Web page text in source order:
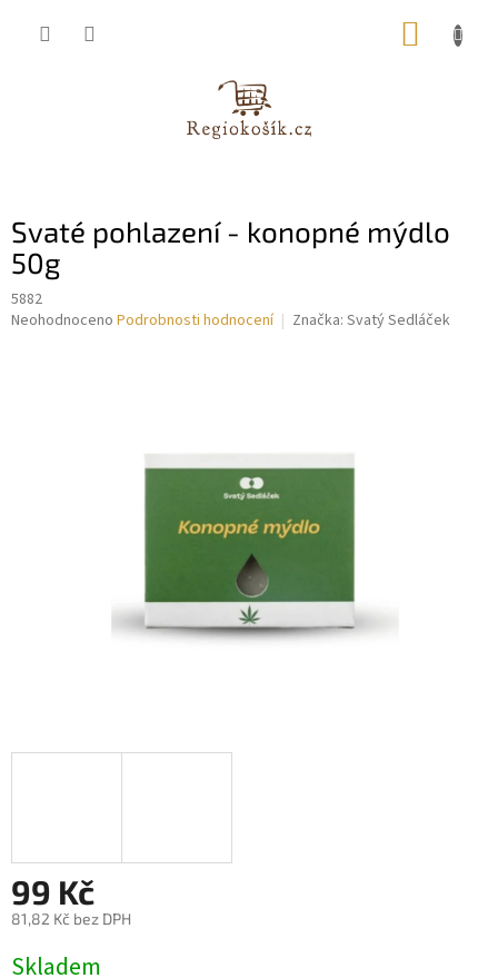
Svaté pohlazení - konopné mýdlo
50g
5882
Průměrné
Neohodnoceno Podrobnosti hodnocení Značka: Svatý Sedláček
99 Kč
81,82 Kč bez DPH
cena:
Skladem